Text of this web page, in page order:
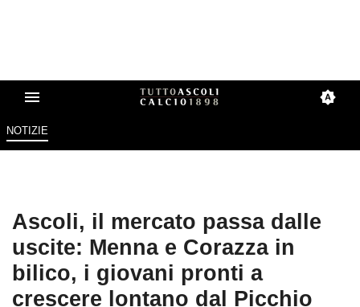
NOTIZIE
Ascoli, il mercato passa dalle
uscite: Menna e Corazza in
bilico, i giovani pronti a
crescere lontano dal Picchio